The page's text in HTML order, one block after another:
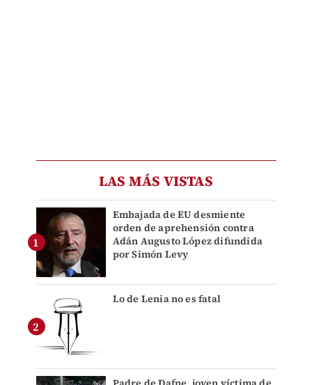
LAS MÁS VISTAS
Embajada de EU desmiente
orden de aprehensión contra
Adán Augusto López difundida
por Simón Levy
Lo de Lenia no es fatal